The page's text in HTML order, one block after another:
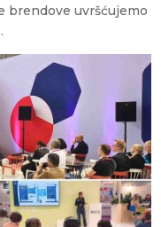
brendove uvršćujemo